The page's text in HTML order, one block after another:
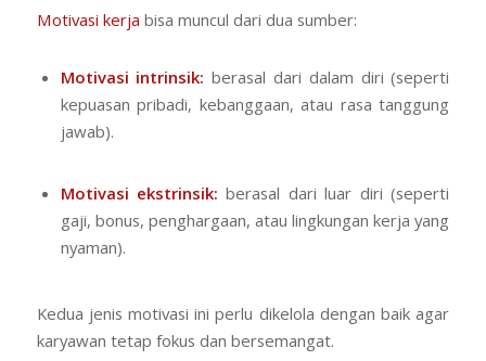
Motivasi kerja bisa muncul dari dua sumber:
Motivasi intrinsik: berasal dari dalam diri (seperti
kepuasan pribadi, kebanggaan, atau rasa tanggung
jawab).
Motivasi ekstrinsik: berasal dari luar diri (seperti
gaji, bonus, penghargaan, atau lingkungan kerja yang
nyaman).
Kedua jenis motivasi ini perlu dikelola dengan baik agar
karyawan tetap fokus dan bersemangat.